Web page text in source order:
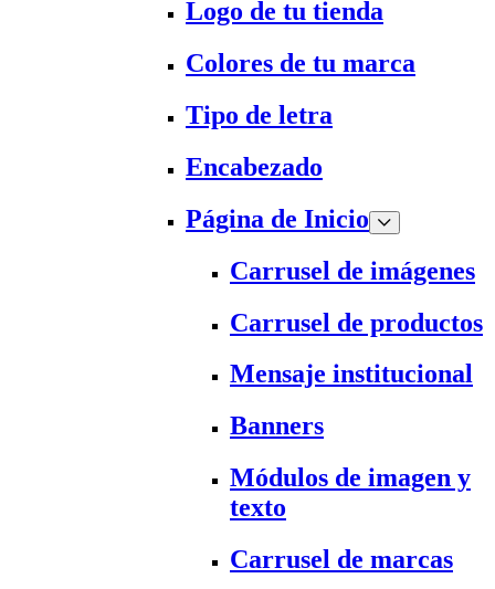
Logo de tu tienda
Colores de tu marca
Tipo de letra
Encabezado
Página de Inicio
Carrusel de imágenes
Carrusel de productos
Mensaje institucional
Banners
Módulos de imagen y
texto
Carrusel de marcas